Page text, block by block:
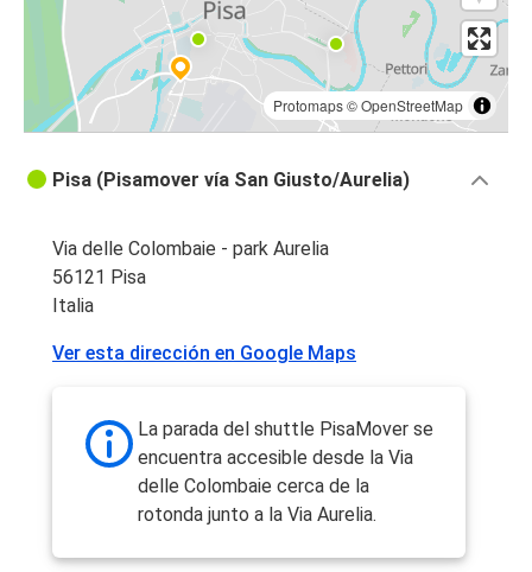
Protomaps©OpenStreetMap
Pisa (Pisamover vía San Giusto/Aurelia)
Via delle Colombaie - park Aurelia
56121 Pisa
Italia
Ver esta dirección en Google Maps
La parada del shuttle PisaMover se
encuentra accesible desde la Via
delle Colombaie cerca de la
rotonda junto a la Via Aurelia.